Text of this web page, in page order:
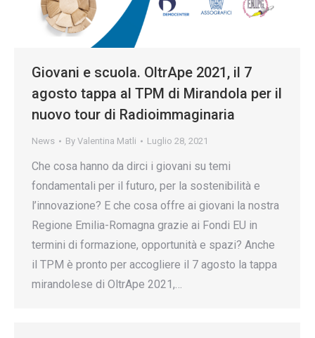
Giovani e scuola. OltrApe 2021, il 7
agosto tappa al TPM di Mirandola per il
nuovo tour di Radioimmaginaria
News By Valentina Matli Luglio 28, 2021
Che cosa hanno da dirci i giovani su temi
fondamentali per il futuro, per la sostenibilità e
l’innovazione? E che cosa offre ai giovani la nostra
Regione Emilia-Romagna grazie ai Fondi EU in
termini di formazione, opportunità e spazi? Anche
il TPM è pronto per accogliere il 7 agosto la tappa
mirandolese di OltrApe 2021,…